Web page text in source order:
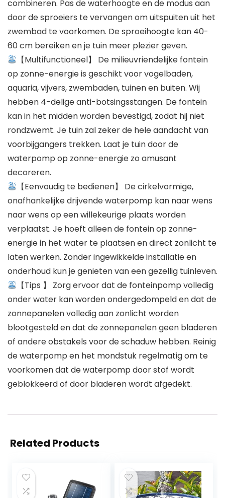
combineren. Pas de waterhoogte en de modus aan
door de sproeiers te vervangen om uitspuiten uit het
zwembad te voorkomen. De sproeihoogte kan 40-
60 cm bereiken en je tuin meer plezier geven.
【Multifunctioneel】 De milieuvriendelijke fontein
op zonne-energie is geschikt voor vogelbaden,
aquaria, vijvers, zwembaden, tuinen en buiten. Wij
hebben 4-delige anti-botsingsstangen. De fontein
kan in het midden worden bevestigd, zodat hij niet
rondzwemt. Je tuin zal zeker de hele aandacht van
voorbijgangers trekken. Laat je tuin door de
waterpomp op zonne-energie zo amusant
decoreren.
【Eenvoudig te bedienen】 De cirkelvormige,
onafhankelijke drijvende waterpomp kan naar wens
naar wens op een willekeurige plaats worden
verplaatst. Je hoeft alleen de fontein op zonne-
energie in het water te plaatsen en direct zonlicht te
laten werken. Zonder ingewikkelde installatie en
onderhoud kun je genieten van een gezellig tuinleven.
【Tips 】 Zorg ervoor dat de fonteinpomp volledig
onder water kan worden ondergedompeld en dat de
zonnepanelen volledig aan zonlicht worden
blootgesteld en dat de zonnepanelen geen bladeren
of andere obstakels voor de schaduw hebben. Reinig
de waterpomp en het mondstuk regelmatig om te
voorkomen dat de waterpomp door stof wordt
geblokkeerd of door bladeren wordt afgedekt.
Related Products